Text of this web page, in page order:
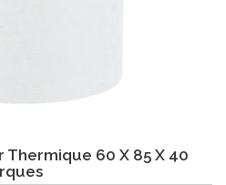
Thermique 60 X 85 X 40